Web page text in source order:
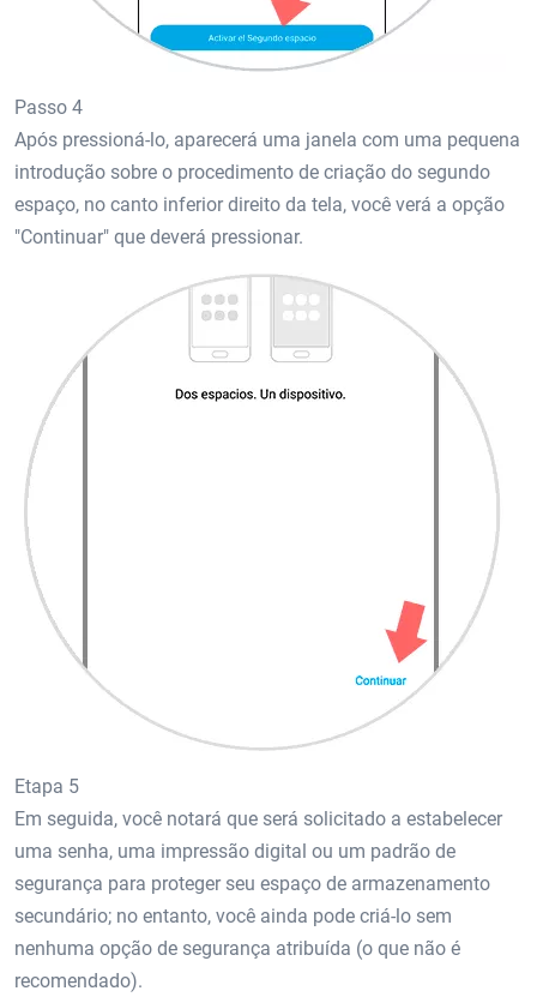
Passo 4
Após pressioná-lo, aparecerá uma janela com uma pequena
introdução sobre o procedimento de criação do segundo
espaço, no canto inferior direito da tela, você verá a opção
"Continuar" que deverá pressionar.
Etapa 5
Em seguida, você notará que será solicitado a estabelecer
uma senha, uma impressão digital ou um padrão de
segurança para proteger seu espaço de armazenamento
secundário; no entanto, você ainda pode criá-lo sem
nenhuma opção de segurança atribuída (o que não é
recomendado).